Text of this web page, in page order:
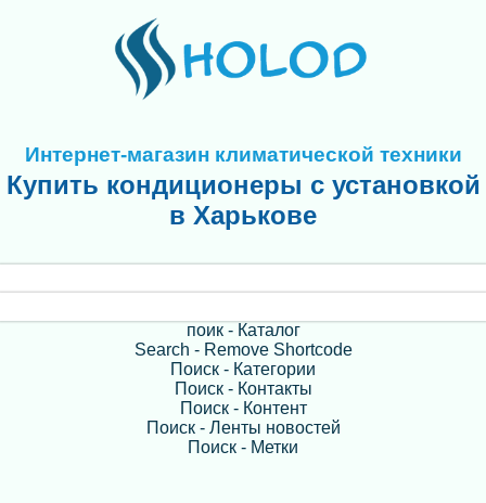
Интернет-магазин климатической техники
Купить кондиционеры с установкой
в Харькове
поик - Каталог
Search - Remove Shortcode
Поиск - Категории
Поиск - Контакты
Поиск - Контент
Поиск - Ленты новостей
Поиск - Метки